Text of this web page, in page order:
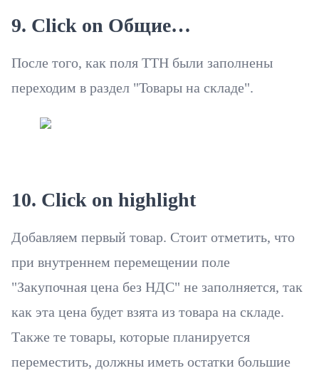
9. Click on Общие…
После того, как поля ТТН были заполнены
переходим в раздел "Товары на складе".
10. Click on highlight
Добавляем первый товар. Стоит отметить, что
при внутреннем перемещении поле
"Закупочная цена без НДС" не заполняется, так
как эта цена будет взята из товара на складе.
Также те товары, которые планируется
переместить, должны иметь остатки большие